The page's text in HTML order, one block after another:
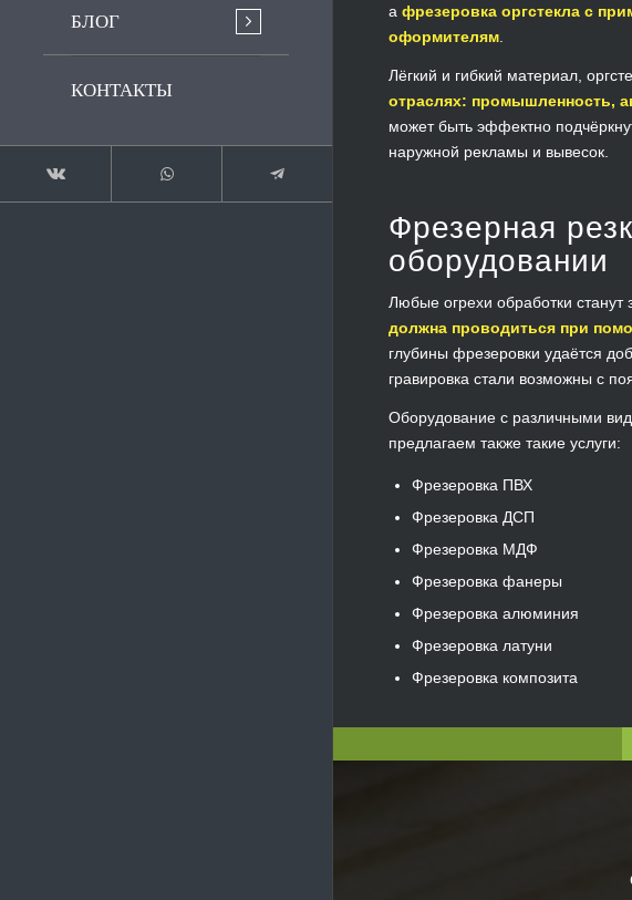
БЛОГ
КОНТАКТЫ
а фрезеровка оргстекла с
оформителям
Лёгкий и гибкий материал,
отраслях: промышленность,
может быть эффектно
наружной рекламы и вывесок.
Фрезерная
оборудовании
Любые огрехи обработки
должна проводиться при
глубины фрезеровки удаётся
гравировка стали возможны с
Оборудование с различными
предлагаем также такие услуги:
Фрезеровка ПВХ
Фрезеровка ДСП
Фрезеровка МДФ
Фрезеровка фанеры
Фрезеровка алюминия
Фрезеровка латуни
Фрезеровка композита